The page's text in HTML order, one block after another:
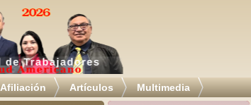
Afiliación Artículos Multimedia